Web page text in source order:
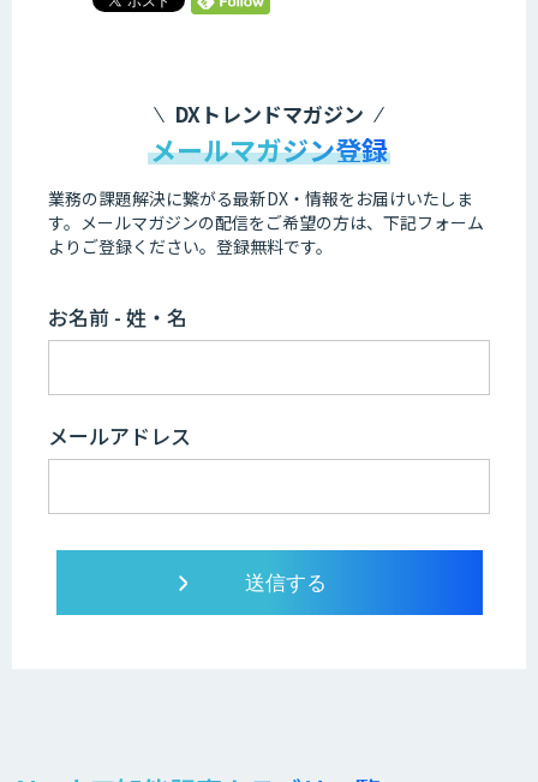
DXトレンドマガジン
メールマガジン登録
業務の課題解決に繋がる最新DX・情報をお届けいたしま
す。 メールマガジンの配信をご希望の方は、下記フォーム
よりご登録ください。登録無料です。
お名前 - 姓・名
メールアドレス